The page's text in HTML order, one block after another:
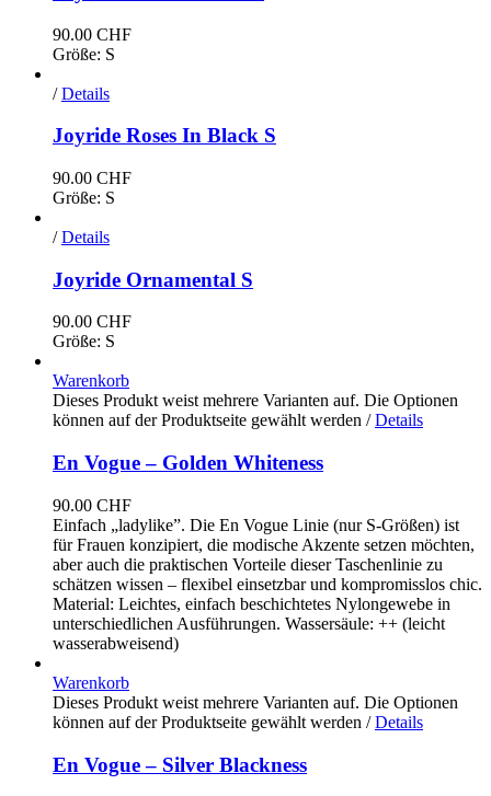
90.00 CHF
Größe: S
/ Details
Joyride Roses In Black S
90.00 CHF
Größe: S
/ Details
Joyride Ornamental S
90.00 CHF
Größe: S
Warenkorb
Dieses Produkt weist mehrere Varianten auf. Die Optionen
können auf der Produktseite gewählt werden / Details
En Vogue – Golden Whiteness
90.00 CHF
Einfach „ladylike”. Die En Vogue Linie (nur S-Größen) ist
für Frauen konzipiert, die modische Akzente setzen möchten,
aber auch die praktischen Vorteile dieser Taschenlinie zu
schätzen wissen – flexibel einsetzbar und kompromisslos chic.
Material: Leichtes, einfach beschichtetes Nylongewebe in
unterschiedlichen Ausführungen. Wassersäule: ++ (leicht
wasserabweisend)
Warenkorb
Dieses Produkt weist mehrere Varianten auf. Die Optionen
können auf der Produktseite gewählt werden / Details
En Vogue – Silver Blackness